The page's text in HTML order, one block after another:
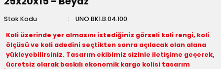
Stok Kodu
UNO.BK1.B.04.100
Koli üzerinde yer almasını istediğiniz görseli koli rengi, koli
ölçüsü ve koli adedini seçtikten sonra açılacak olan alana
yükleyebilirsiniz. Tasarım ekibimiz sizinle iletişime geçerek,
ücretsiz olarak baskılı ekonomik kargo kolisi tasarım